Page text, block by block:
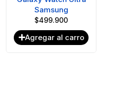
Samsung
$499.900
Agregar al carro